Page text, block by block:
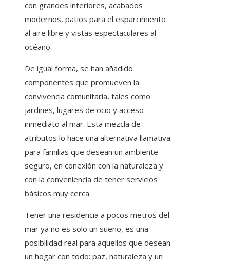
con grandes interiores, acabados
modernos, patios para el esparcimiento
al aire libre y vistas espectaculares al
océano.
De igual forma, se han añadido
componentes que promueven la
convivencia comunitaria, tales como
jardines, lugares de ocio y acceso
inmediato al mar. Esta mezcla de
atributos lo hace una alternativa llamativa
para familias que desean un ambiente
seguro, en conexión con la naturaleza y
con la conveniencia de tener servicios
básicos muy cerca.
Tener una residencia a pocos metros del
mar ya no es solo un sueño, es una
posibilidad real para aquellos que desean
un hogar con todo: paz, naturaleza y un